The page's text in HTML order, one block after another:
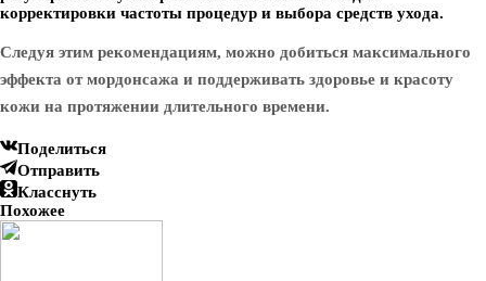
корректировки частоты процедур и выбора средств ухода.
Следуя этим рекомендациям, можно добиться максимального
эффекта от мордонсажа и поддерживать здоровье и красоту
кожи на протяжении длительного времени.
Поделиться
Отправить
Класснуть
Похожее